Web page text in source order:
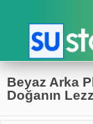
Beyaz Arka
Doğanın